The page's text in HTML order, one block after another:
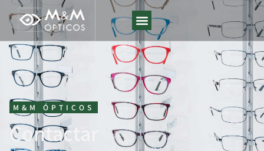
M&M ÓPTICOS
Contactar